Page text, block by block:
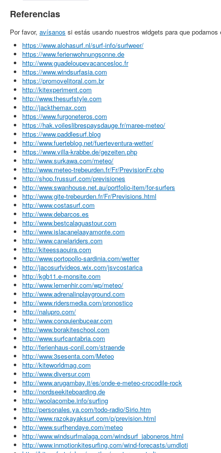
Referencias
Por favor, avísanos si estás usando nuestros widgets para que podamos
https://www.alohasurf.nl/surf-info/surfweer/
https://www.ferienwohnungsonne.de
http://www.guadeloupevacancesloc.fr
https://www.windsurfasia.com
https://promovelitoral.com.br
http://kitexperiment.com
http://www.thesurfstyle.com
http://jackthemax.com
https://www.furgoneteros.com
https://hak.voileslibrespaysdauge.fr/maree-meteo/
https://www.paddlesurf.blog
http://www.fuerteblog.net/fuerteventura-wetter/
https://www.villa-krabbe.de/gezeiten.php
http://www.surkawa.com/meteo/
http://www.meteo-trebeurden.fr/Fr/PrevisionFr.php
http://shop.frussurf.com/previsiones
http://www.swanhouse.net.au/portfolio-item/for-surfers
http://www.gite-trebeurden.fr/Fr/Previsions.html
http://www.costasurf.com
http://www.debarcos.es
http://www.bestcalaguastour.com
http://www.islacanelaayamonte.com
http://www.canelariders.com
http://kiteessaouira.com
http://www.portopollo-sardinia.com/wetter
http://jacosurfvideos.wix.com/jsvcostarica
http://kgb11.e-monsite.com
http://www.lemenhir.com/wp/meteo/
http://www.adrenalinplayground.com
http://www.ridersmedia.com/pronostico
http://nalupro.com/
http://www.conquienbucear.com
http://www.borakiteschool.com
http://www.surfcantabria.com
http://ferienhaus-conil.com/straende
http://www.3sesenta.com/Meteo
http://kiteworldmag.com
http://www.diversur.com
http://www.arugambay.it/es/onde-e-meteo-crocodile-rock
http://nordseekiteboarding.de
http://woolacombe.info/surfing
http://personales.ya.com/todo-radio/Sirio.htm
http://www.razokayaksurf.com/p/prevision.html
http://www.surfhendaye.com/meteo
http://www.windsurfmalaga.com/windsurf_jaboneros.html
http://www.inmotionkitesurfing.com/wind-forecasts/umdloti